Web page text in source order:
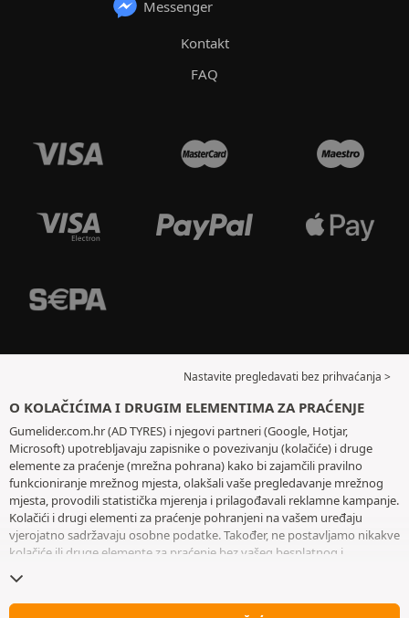
Messenger
Kontakt
FAQ
Nastavite pregledavati bez prihvaćanja >
O KOLAČIĆIMA I DRUGIM ELEMENTIMA ZA PRAĆENJE
Gumelider.com.hr (AD TYRES) i njegovi partneri (Google, Hotjar,
Microsoft) upotrebljavaju zapisnike o povezivanju (kolačiće) i druge
elemente za praćenje (mrežna pohrana) kako bi zajamčili pravilno
funkcioniranje mrežnog mjesta, olakšali vaše pregledavanje mrežnog
mjesta, provodili statistička mjerenja i prilagođavali reklamne kampanje.
Kolačići i drugi elementi za praćenje pohranjeni na vašem uređaju
vjerojatno sadržavaju osobne podatke. Također, ne postavljamo nikakve
kolačiće ili druge elemente za praćenje bez vašeg besplatnog i
Zadržavamo vaš odabir tijekom šest mjeseci. Svoj pristanak možete
povući u bilo kojem trenutku posjetom stranice posvećenekolačićima i